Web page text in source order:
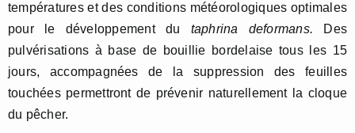
températures et des conditions météorologiques optimales
pour le développement du taphrina deformans.
Des
pulvérisations à base de bouillie bordelaise tous les 15
jours, accompagnées de la suppression des feuilles
touchées permettront de prévenir naturellement la cloque
du pêcher.